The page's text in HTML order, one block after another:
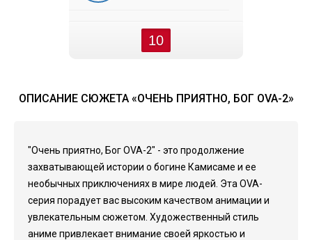
10
ОПИСАНИЕ СЮЖЕТА «ОЧЕНЬ ПРИЯТНО, БОГ OVA-2»
"Очень приятно, Бог OVA-2" - это продолжение
захватывающей истории о богине Камисаме и ее
необычных приключениях в мире людей. Эта OVA-
серия порадует вас высоким качеством анимации и
увлекательным сюжетом. Художественный стиль
аниме привлекает внимание своей яркостью и